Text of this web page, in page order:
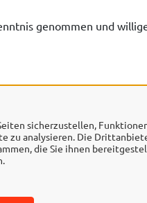
sicherzustellen,
zu analysieren. Die
die Sie ihnen
genommen und